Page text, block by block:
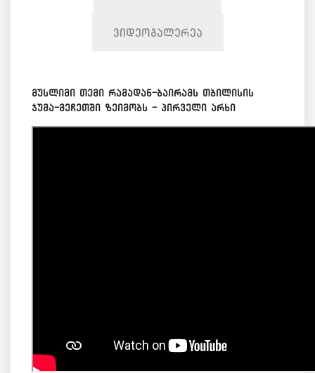
ვიდეოგალერეა
მუსლიმი თემი რამადან-ბაირამს თბილისის
ჯუმა-მეჩეთში ზეიმობს - პირველი არხი